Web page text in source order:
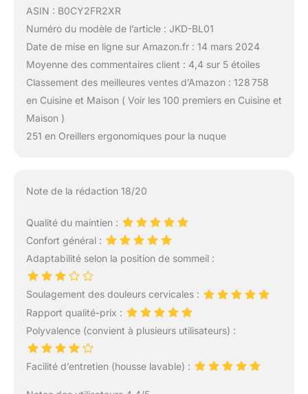
ASIN : B0CY2FR2XR
Numéro du modèle de l’article : JKD-BL01
Date de mise en ligne sur Amazon.fr : 14 mars 2024
Moyenne des commentaires client : 4,4 sur 5 étoiles
Classement des meilleures ventes d’Amazon : 128 758
en Cuisine et Maison ( Voir les 100 premiers en Cuisine et
Maison )
251 en Oreillers ergonomiques pour la nuque
Note de la rédaction 18/20
Qualité du maintien :
Confort général :
Adaptabilité selon la position de sommeil :
Soulagement des douleurs cervicales :
Rapport qualité-prix :
Polyvalence (convient à plusieurs utilisateurs) :
Facilité d’entretien (housse lavable) :